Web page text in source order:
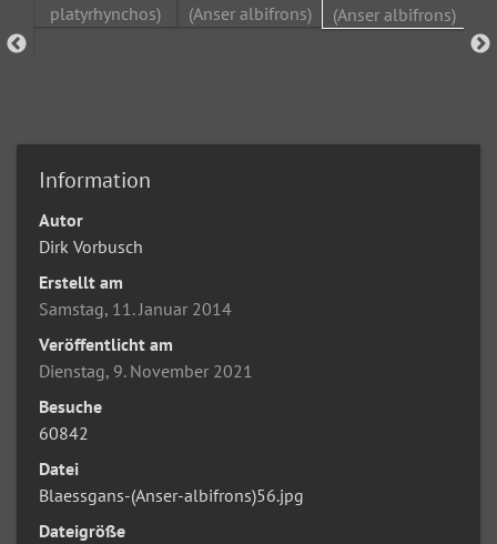
Information
Autor
Dirk Vorbusch
Erstellt am
Samstag, 11. Januar 2014
Veröffentlicht am
Dienstag, 9. November 2021
Besuche
60842
Datei
Blaessgans-(Anser-albifrons)56.jpg
Dateigröße